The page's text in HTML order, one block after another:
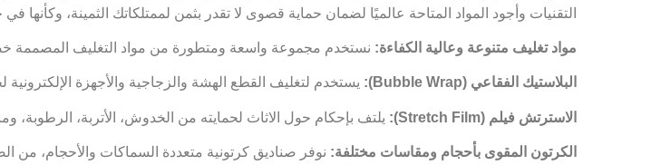
التقنيات وأجود المواد المتاحة عالميًا لضمان حماية قصوى لا تقدر بثمن لممتلكاتك الثمينة، وكأنها
مواد تغليف متنوعة وعالية الكفاءة: نستخدم مجموعة واسعة ومتطورة من مواد التغليف المصممة
البلاستيك الفقاعي (Bubble Wrap): يستخدم لتغليف القطع الهشة والزجاجية والأجهزة
الاسترتش فيلم (Stretch Film): يلتف بإحكام حول الاثاث لحمايته من الخدوش، الأتربة، الرطوبة،
الكرتون المقوى بأحجام ومقاسات مختلفة: نوفر صناديق كرتونية متعددة السماكات والأحجام، من